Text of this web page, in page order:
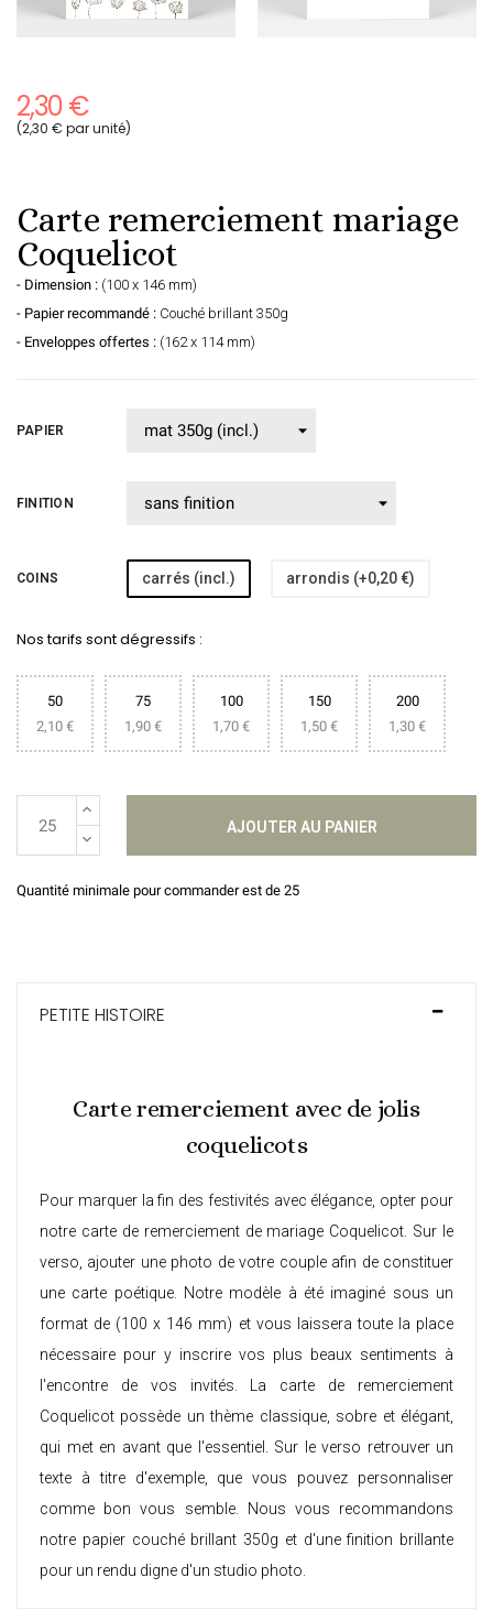
2,30 €
(2,30 € par unité)
Carte remerciement mariage
Coquelicot
- Dimension : (100 x 146 mm)
- Papier recommandé : Couché brillant 350g
- Enveloppes offertes : (162 x 114 mm)
PAPIER
FINITION
COINS carrés (incl.) arrondis (+0,20 €)
Nos tarifs sont dégressifs :
50
2,10 €
75
1,90 €
100
1,70 €
150
1,50 €
200
1,30 €
AJOUTER AU PANIER
Quantité minimale pour commander est de 25
PETITE HISTOIRE
Carte remerciement avec de jolis
coquelicots
Pour marquer la fin des festivités avec élégance, opter pour
notre carte de remerciement de mariage Coquelicot. Sur le
verso, ajouter une photo de votre couple afin de constituer
une carte poétique. Notre modèle à été imaginé sous un
format de (100 x 146 mm) et vous laissera toute la place
nécessaire pour y inscrire vos plus beaux sentiments à
l'encontre de vos invités. La carte de remerciement
Coquelicot possède un thème classique, sobre et élégant,
qui met en avant que l'essentiel. Sur le verso retrouver un
texte à titre d'exemple, que vous pouvez personnaliser
comme bon vous semble. Nous vous recommandons
notre papier couché brillant 350g et d'une finition brillante
pour un rendu digne d'un studio photo.